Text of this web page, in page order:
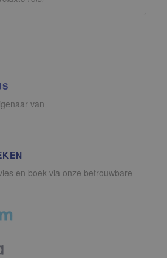
van
en boek via onze betrouwbare